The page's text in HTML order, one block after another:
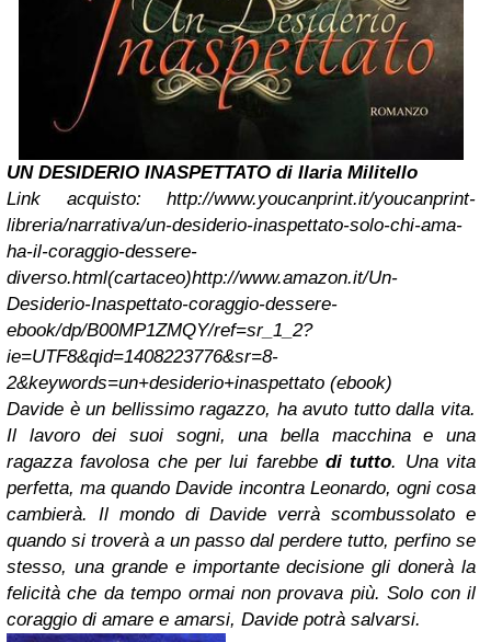
UN DESIDERIO INASPETTATO di Ilaria Militello
Link acquisto: http://www.youcanprint.it/youcanprint-
libreria/narrativa/un-desiderio-inaspettato-solo-chi-ama-
ha-il-coraggio-dessere-
diverso.html(cartaceo)http://www.amazon.it/Un-
Desiderio-Inaspettato-coraggio-dessere-
ebook/dp/B00MP1ZMQY/ref=sr_1_2?
ie=UTF8&qid=1408223776&sr=8-
2&keywords=un+desiderio+inaspettato (ebook)
Davide è un bellissimo ragazzo, ha avuto tutto dalla vita.
Il lavoro dei suoi sogni, una bella macchina e una
ragazza favolosa che per lui farebbe di tutto. Una vita
perfetta, ma quando Davide incontra Leonardo, ogni cosa
cambierà. Il mondo di Davide verrà scombussolato e
quando si troverà a un passo dal perdere tutto, perfino se
stesso, una grande e importante decisione gli donerà la
felicità che da tempo ormai non provava più. Solo con il
coraggio di amare e amarsi, Davide potrà salvarsi.